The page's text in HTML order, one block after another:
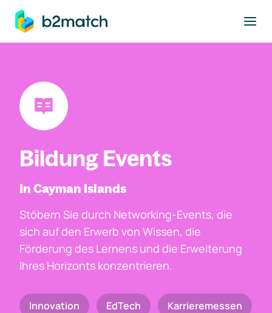
springen
Bildung Events
In Cayman Islands
Stöbern Sie durch Networking-Events, die
sich auf den Erwerb von Wissen, die
Förderung des Lernens und die Erweiterung
Ihres Horizonts konzentrieren.
Innovation EdTech Karrieremessen